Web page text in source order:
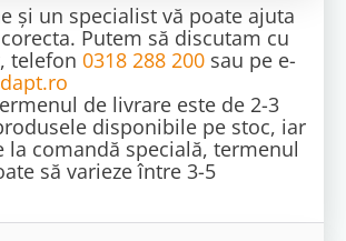
și un specialist vă poate ajuta
Putem să discutam cu
telefon 0318 288 200 sau pe e-
de livrare este de 2-3
disponibile pe stoc, iar
la comandă specială, termenul
să varieze între 3-5